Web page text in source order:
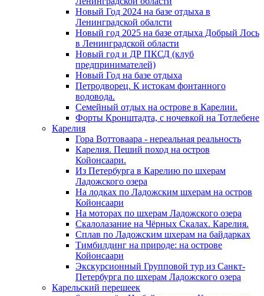
Новый Год 2024 на базе отдыха в
Ленинградской обалсти
Новый год 2025 на базе отдыха Добрый Лось
в Ленинградской области
Новый год и ДР ПКСД (клуб
предпринимателей)
Новый Год на базе отдыха
Петродворец. К истокам фонтанного
водовода.
Семейный отдых на острове в Карелии.
Форты Кронштадта, с ночевкой на Тотлебене
Карелия
Гора Воттоваара - нереальная реальность
Карелия. Пеший поход на остров
Койонсаари.
Из Петербурга в Карелию по шхерам
Ладожского озера
На лодках по Ладожским шхерам на остров
Койонсаари
На моторах по шхерам Ладожского озера
Скалолазание на Чёрных Скалах. Карелия.
Сплав по Ладожским шхерам на байдарках
Тимбилдинг на природе: на острове
Койонсаари
Экскурсионный Групповой тур из Санкт-
Петербурга по шхерам Ладожского озера
Карельский перешеек